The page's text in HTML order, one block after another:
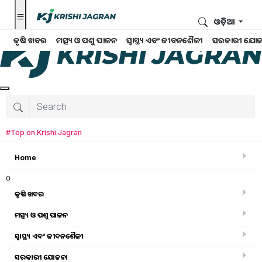
କୃଷି ଖବର ମତ୍ସ୍ୟ ଓ ପଶୁ ପାଳନ ସ୍ୱାସ୍ଥ୍ୟ ଏବଂ ଜୀବନଶୈଳୀ ସରକାରୀ
ଓଡ଼ିଆ
#Top on Krishi Jagran
Home
o
କୃଷି ଖବର
ମତ୍ସ୍ୟ ଓ ପଶୁ ପାଳନ
ସ୍ୱାସ୍ଥ୍ୟ ଏବଂ ଜୀବନଶୈଳୀ
ସରକାରୀ ଯୋଜନା
କୃଷି ବିଶ୍ବକୋଷ